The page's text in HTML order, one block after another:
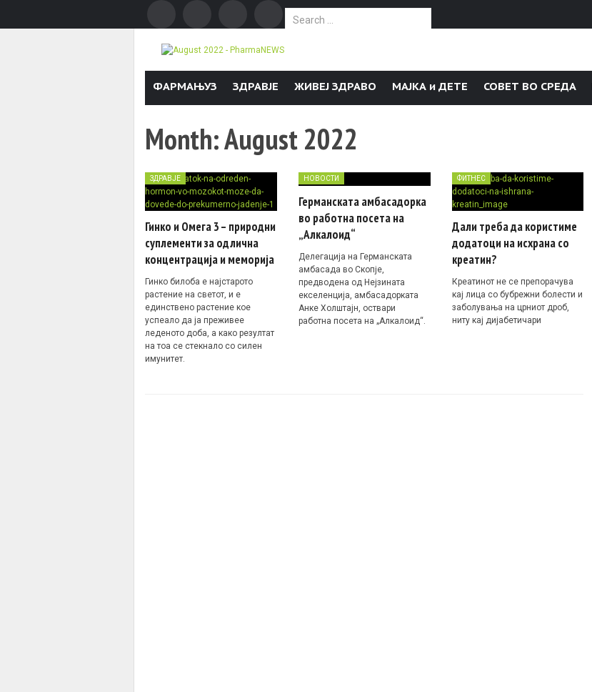
Search for:
ФАРМАЊУЗ ЗДРАВЈЕ ЖИВЕЈ ЗДРАВО МАЈКА и ДЕТЕ СОВЕТ ВО СРЕДА
Month:August 2022
ЗДРАВЈЕ
Гинко и Омега 3 – природни
суплементи за одлична
концентрација и меморија
Гинко билоба е најстарото
растение на светот, и е
единствено растение кое
успеало да ја преживее
леденото доба, а како резултат
на тоа се стекнало со силен
имунитет.
НОВОСТИ
Германската амбасадорка
во работна посета на
„Алкалоид“
Делегација на Германската
амбасада во Скопје,
предводена од Нејзината
екселенција, амбасадорката
Анке Холштајн, оствари
работна посета на „Алкалоид“.
ФИТНЕС
Дали треба да користиме
додатоци на исхрана со
креатин?
Креатинот не се препорачува
кај лица со бубрежни болести и
заболувања на црниот дроб,
ниту кај дијабетичари